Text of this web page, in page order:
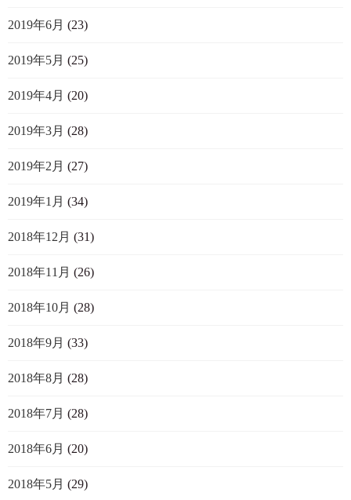
2019年6月 (23)
2019年5月 (25)
2019年4月 (20)
2019年3月 (28)
2019年2月 (27)
2019年1月 (34)
2018年12月 (31)
2018年11月 (26)
2018年10月 (28)
2018年9月 (33)
2018年8月 (28)
2018年7月 (28)
2018年6月 (20)
2018年5月 (29)